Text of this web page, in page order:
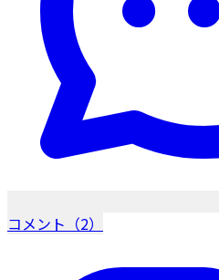
コメント（2）